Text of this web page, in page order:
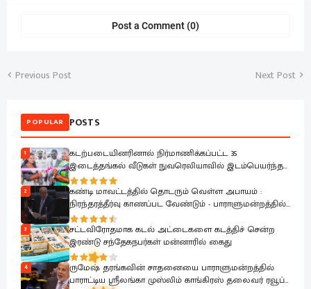
Post a Comment (0)
Previous Post Next Post
POPULAR POSTS
1
கடற்படையினரினால் நிர்மாணிக்கப்பட்ட 35
இடைத்தங்கல் வீடுகள் நுவரெலியாவில் இடம்பெயர்ந்த
குடும்பங்களிடம் கையளிப்பு
2
கண்டி மாவட்டத்தில் தொடரும் வெள்ள அபாயம் :
நிரந்தரத்தீர்வு காணப்பட வேண்டும் - பாராளுமன்றத்தில்
ரவூப் ஹக்கீம் வலியுறுத்தல்
3
சட்டவிரோதமாக கடல் அட்டைகளை கடத்திச் சென்ற
இரண்டு சந்தேகநபர்கள் மன்னாரில் கைது
4
ருமேஷ் தரங்கவின் சாதனையை பாராளுமன்றத்தில்
பாராட்டிய ஸ்ரீலங்கா முஸ்லிம் காங்கிரஸ் தலைவர் ரவூப்